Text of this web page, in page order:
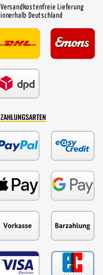
Versandkostenfreie Lieferung
innerhalb Deutschland
ZAHLUNGSARTEN